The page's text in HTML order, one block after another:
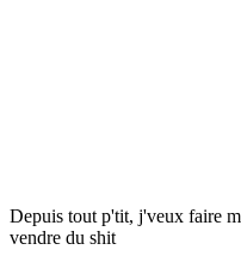
Depuis tout p'tit, j'veux faire
vendre du shit